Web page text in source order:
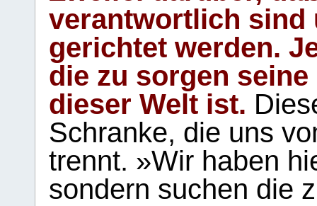
verantwortlich sind
gerichtet werden.
die zu sorgen
dieser Welt ist.
Schranke, die uns
trennt. »Wir haben
sondern suchen die